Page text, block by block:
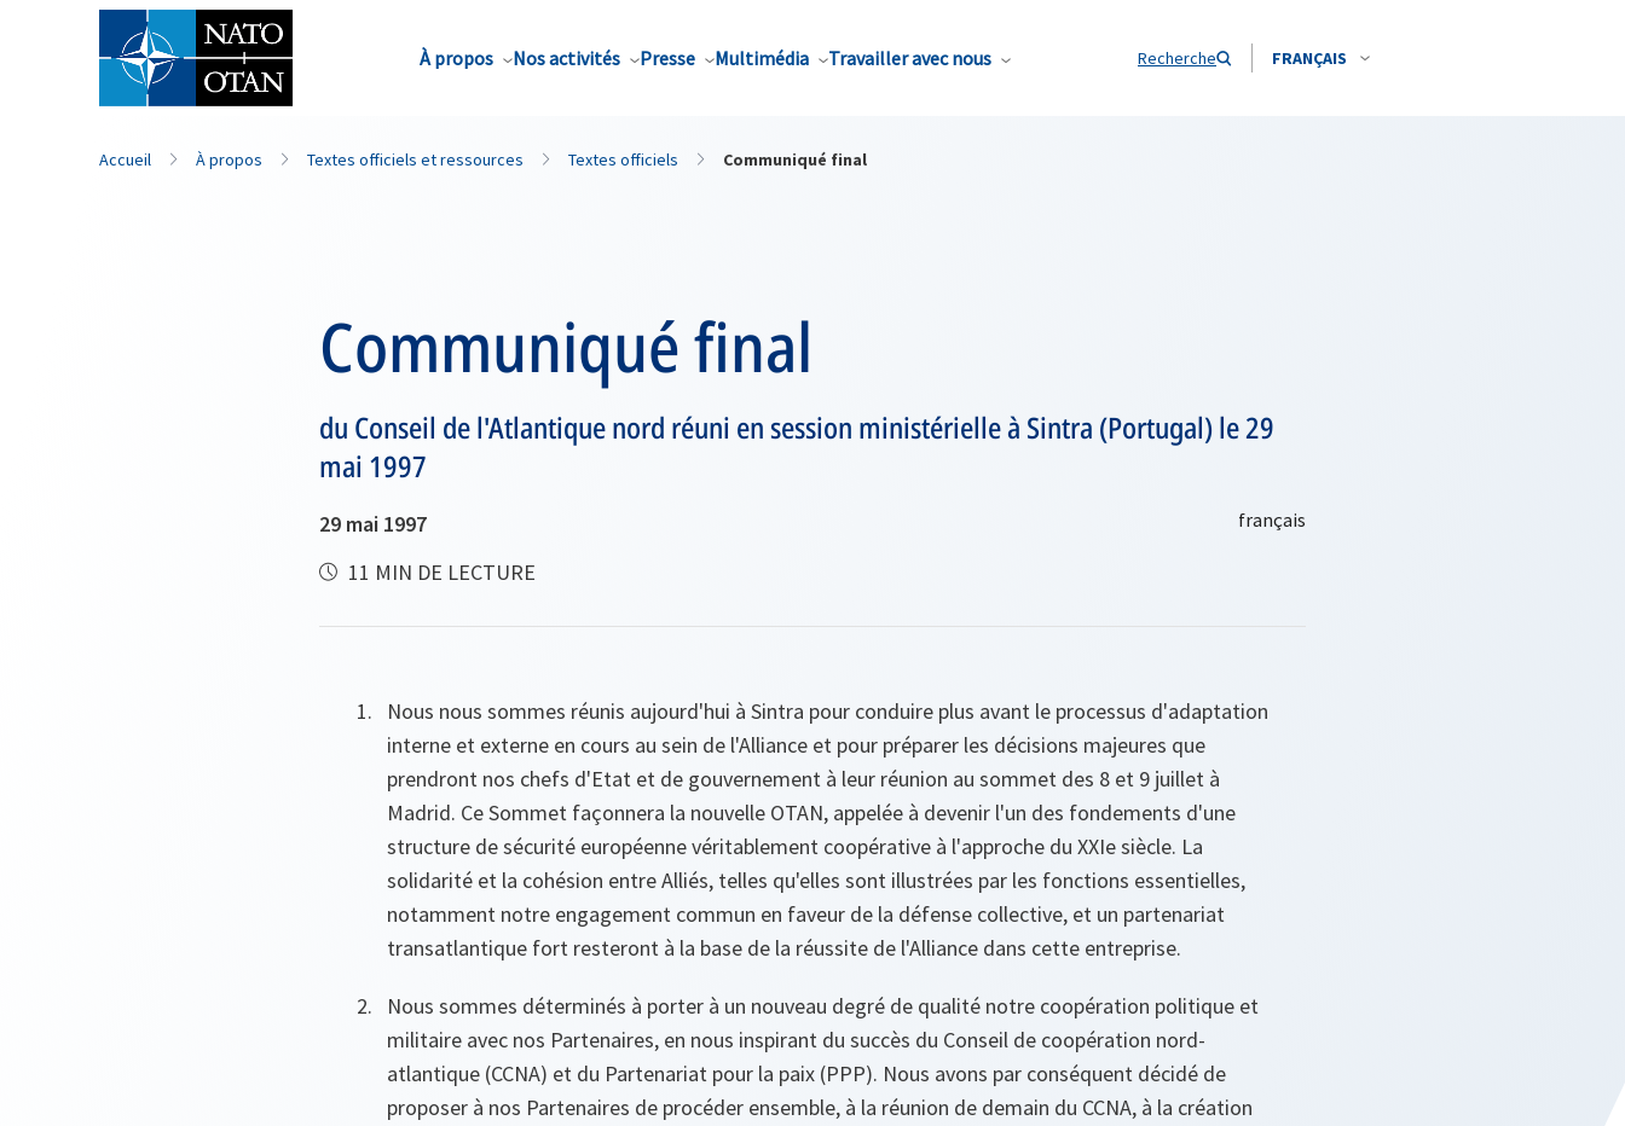
À propos Nos activités Presse Multimédia Travailler avec nous Recherche FRANÇAIS
Nom de famille*
Accueil À propos Textes officiels et ressources Textes officiels Communiqué final
Communiqué final
du Conseil de l'Atlantique nord réuni en session ministérielle à Sintra (Portugal) le 29
mai 1997
29 mai 1997
11 MIN DE LECTURE
Nous nous sommes réunis aujourd'hui à Sintra pour conduire plus avant le processus d'adaptation
interne et externe en cours au sein de l'Alliance et pour préparer les décisions majeures que
prendront nos chefs d'Etat et de gouvernement à leur réunion au sommet des 8 et 9 juillet à
Madrid. Ce Sommet façonnera la nouvelle OTAN, appelée à devenir l'un des fondements d'une
structure de sécurité européenne véritablement coopérative à l'approche du XXIe siècle. La
solidarité et la cohésion entre Alliés, telles qu'elles sont illustrées par les fonctions essentielles,
notamment notre engagement commun en faveur de la défense collective, et un partenariat
transatlantique fort resteront à la base de la réussite de l'Alliance dans cette entreprise.
Nous sommes déterminés à porter à un nouveau degré de qualité notre coopération politique et
militaire avec nos Partenaires, en nous inspirant du succès du Conseil de coopération nord-
atlantique (CCNA) et du Partenariat pour la paix (PPP). Nous avons par conséquent décidé de
proposer à nos Partenaires de procéder ensemble, à la réunion de demain du CCNA, à la création